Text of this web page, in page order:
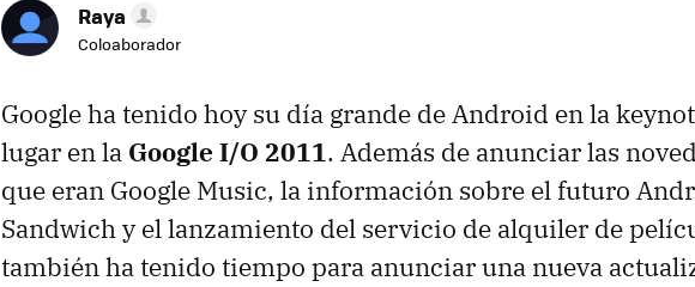
Raya
Coloaborador
Google ha tenido hoy su día grande de Android en la
lugar en la Google I/O 2011. Además de anunciar las
que eran Google Music, la información sobre el futuro
Sandwich y el lanzamiento del servicio de alquiler de
también ha tenido tiempo para anunciar una nueva